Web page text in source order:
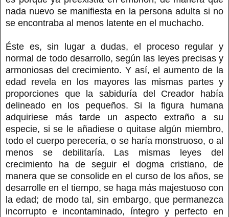
nada nuevo se manifiesta en la persona adulta si no
se encontraba al menos latente en el muchacho.
Éste es, sin lugar a dudas, el proceso regular y
normal de todo desarrollo, según las leyes precisas y
armoniosas del crecimiento. Y así, el aumento de la
edad revela en los mayores las mismas partes y
proporciones que la sabiduría del Creador había
delineado en los pequeños. Si la figura humana
adquiriese más tarde un aspecto extraño a su
especie, si se le añadiese o quitase algún miembro,
todo el cuerpo perecería, o se haría monstruoso, o al
menos se debilitaría. Las mismas leyes del
crecimiento ha de seguir el dogma cristiano, de
manera que se consolide en el curso de los años, se
desarrolle en el tiempo, se haga más majestuoso con
la edad; de modo tal, sin embargo, que permanezca
incorrupto e incontaminado, íntegro y perfecto en